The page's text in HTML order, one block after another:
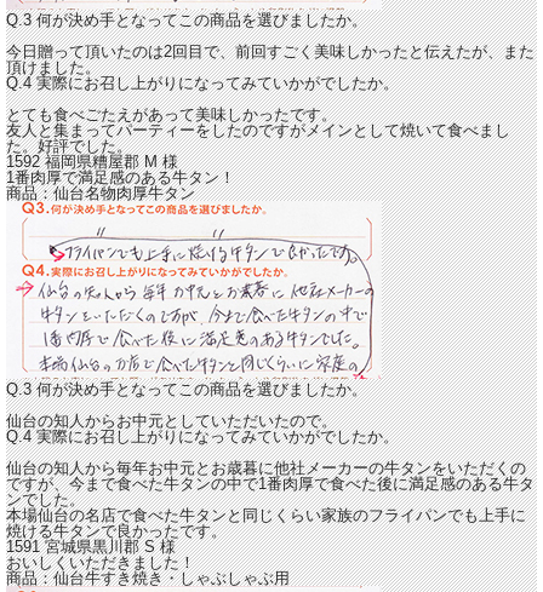
Q.3 何が決め手となってこの商品を選びましたか。
今日贈って頂いたのは2回目で、前回すごく美味しかったと伝えたが、また
頂けました。
Q.4 実際にお召し上がりになってみていかがでしたか。
とても食べごたえがあって美味しかったです。
友人と集まってパーティーをしたのですがメインとして焼いて食べまし
た。好評でした。
1592 福岡県糟屋郡M様
1番肉厚で満足感のある牛タン！
商品：仙台名物肉厚牛タン
Q.3 何が決め手となってこの商品を選びましたか。
仙台の知人からお中元としていただいたので。
Q.4 実際にお召し上がりになってみていかがでしたか。
仙台の知人から毎年お中元とお歳暮に他社メーカーの牛タンをいただくの
ですが、今まで食べた牛タンの中で1番肉厚で食べた後に満足感のある牛タ
ンでした。
本場仙台の名店で食べた牛タンと同じくらい家族のフライパンでも上手に
焼ける牛タンで良かったです。
1591 宮城県黒川郡S様
おいしくいただきました！
商品：仙台牛すき焼き・しゃぶしゃぶ用